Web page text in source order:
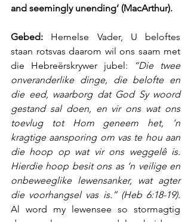
and seemingly unending’ (MacArthur).
Gebed: Hemelse Vader, U beloftes
staan rotsvas daarom wil ons saam met
die Hebreërskrywer jubel:
“Die twee
onveranderlike dinge, die belofte en
die eed, waarborg dat God Sy woord
gestand sal doen, en vir ons wat ons
toevlug tot Hom geneem het, ‘n
kragtige aansporing om vas te hou aan
die hoop op wat vir ons weggelê is.
Hierdie hoop besit ons as ‘n veilige en
onbeweeglike lewensanker, wat agter
die voorhangsel vas is.” (Heb 6:18-19).
Al word my lewensee so stormagtig